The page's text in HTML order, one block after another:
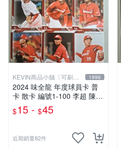
KEVIN商品小舖〔可刷
卡〕
1996
2024 味全龍 年度球員卡 普
卡 散卡 編號1-100 李超 陳禹
勳 森榮鴻 廖任磊 劉昱言 王
維中 郭郁政 吳俊杰 莊玉彬
$15 - $45
近期銷量82件